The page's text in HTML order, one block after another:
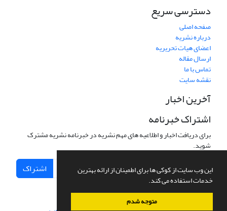
این وب سایت از کوکی ها برای اطمینان از ارائه بهترین
خدمات استفاده می کند.
متوجه شدم
دسترسی سریع
صفحه اصلی
درباره نشریه
اعضای هیات تحریریه
ارسال مقاله
تماس با ما
نقشه سایت
آخرین اخبار
اشتراک خبرنامه
برای دریافت اخبار و اطلاعیه های مهم نشریه در خبرنامه نشریه مشترک
شوید.
اشتراک